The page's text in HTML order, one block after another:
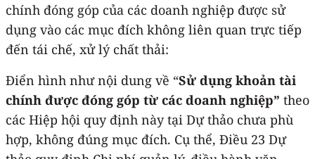
chính đóng góp của các doanh nghiệp được sử
dụng vào các mục đích không liên quan trực tiếp
đến tái chế, xử lý chất thải:
Điển hình như nội dung về “Sử dụng khoản tài
chính được đóng góp từ các doanh nghiệp” theo
các Hiệp hội quy định này tại Dự thảo chưa phù
hợp, không đúng mục đích. Cụ thể, Điều 23 Dự